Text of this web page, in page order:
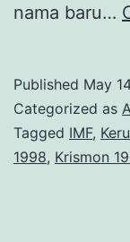
nama baru…
Published May
Categorized as
Tagged IMF,
1998, Krismon